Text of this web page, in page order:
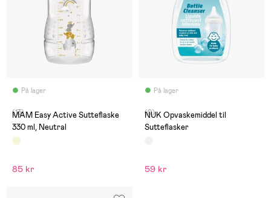
På lager
(13)
MAM Easy Active Sutteflaske
330 ml, Neutral
85 kr
På lager
(0)
NUK Opvaskemiddel til
Sutteflasker
59 kr